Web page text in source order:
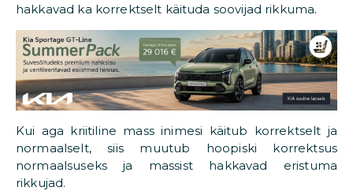
hakkavad ka korrektselt käituda soovijad rikkuma.
Kui aga kriitiline mass inimesi käitub korrektselt ja
normaalselt, siis muutub hoopiski korrektsus
normaalsuseks ja massist hakkavad eristuma
rikkujad.